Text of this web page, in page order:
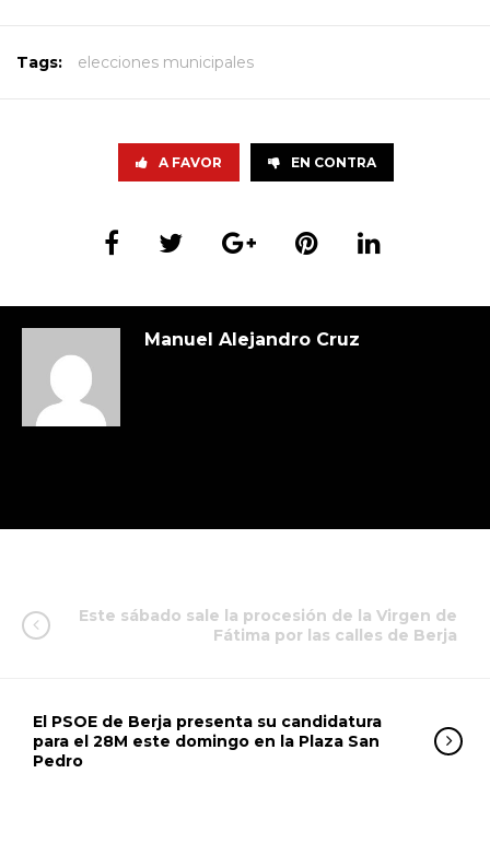
Tags: elecciones municipales
A FAVOR EN CONTRA
Manuel Alejandro Cruz
Este sábado sale la procesión de la Virgen de
Fátima por las calles de Berja
El PSOE de Berja presenta su candidatura
para el 28M este domingo en la Plaza San
Pedro